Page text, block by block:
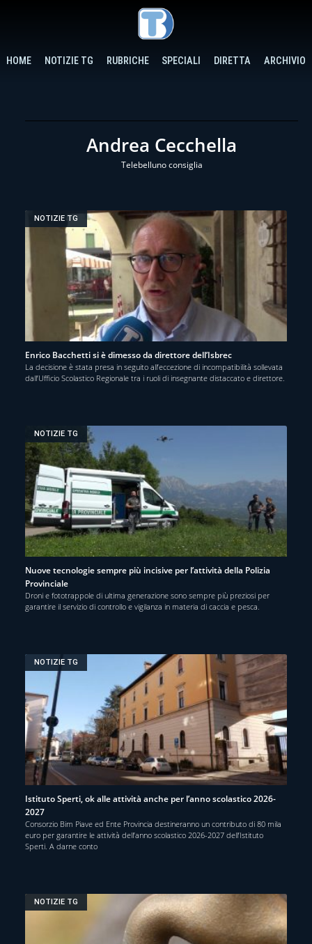
HOME NOTIZIE TG RUBRICHE SPECIALI DIRETTA ARCHIVIO
Andrea Cecchella
Telebelluno consiglia
NOTIZIE TG
Enrico Bacchetti si è dimesso da direttore dell’Isbrec
La decisione è stata presa in seguito all’eccezione di incompatibilità sollevata
dall’Ufficio Scolastico Regionale tra i ruoli di insegnante distaccato e direttore.
NOTIZIE TG
Nuove tecnologie sempre più incisive per l’attività della Polizia
Provinciale
Droni e fototrappole di ultima generazione sono sempre più preziosi per
garantire il servizio di controllo e vigilanza in materia di caccia e pesca.
NOTIZIE TG
Istituto Sperti, ok alle attività anche per l’anno scolastico 2026-
2027
Consorzio Bim Piave ed Ente Provincia destineranno un contributo di 80 mila
euro per garantire le attività dell’anno scolastico 2026-2027 dell’Istituto
Sperti. A darne conto
NOTIZIE TG